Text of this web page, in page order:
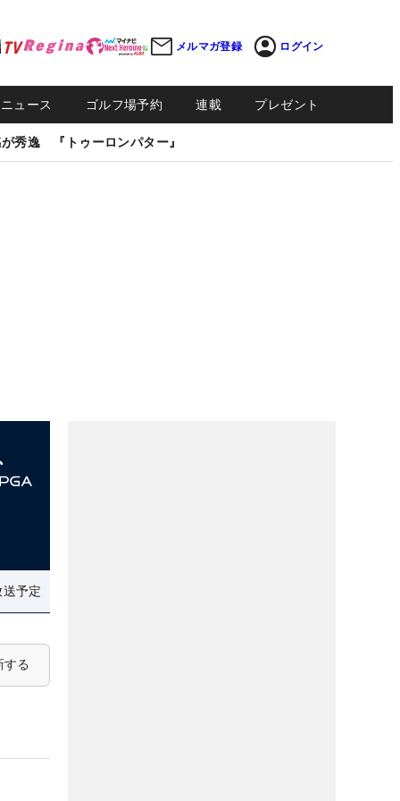
メルマガ登録 ログイン
ュース ゴルフ場予約 連載 プレゼント
秀逸 『トゥーロンパター』
予定
する